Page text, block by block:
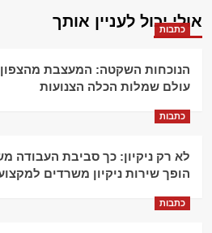
אולי יכול לעניין אותך
כתבות
הנוכחות השקטה: המעצבת
עולם שמלות הכלה הצנועות
כתבות
לא רק ניקיון: כך סביבת העבודה
הופך שירות ניקיון משרדים
כתבות